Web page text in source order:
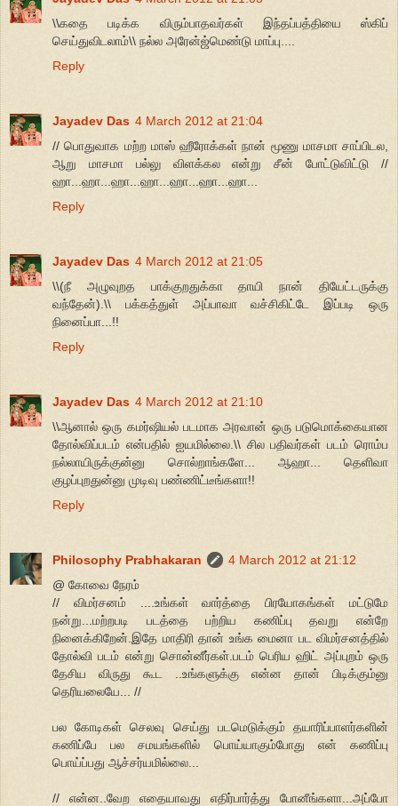
\\கதை படிக்க விரும்பாதவர்கள் இந்தப்பத்தியை ஸ்கிப்
செய்துவிடலாம்\\ நல்ல அரேன்ஜ்மெண்டு மாப்பு....
Reply
Jayadev Das 4 March 2012 at 21:04
// பொதுவாக மற்ற மாஸ் ஹீரோக்கள் நான் மூணு மாசமா சாப்பிடல,
ஆறு மாசமா பல்லு விளக்கல என்று சீன் போட்டுவிட்டு //
ஹா...ஹா...ஹா...ஹா...ஹா...ஹா...ஹா...
Reply
Jayadev Das 4 March 2012 at 21:05
\\(நீ அழுவுறத பாக்குறதுக்கா தாயி நான் தியேட்டருக்கு
வந்தேன்).\\ பக்கத்துள் அப்பாவா வச்சிகிட்டே இப்படி ஒரு
நினைப்பா...!!
Reply
Jayadev Das 4 March 2012 at 21:10
\\ஆனால் ஒரு கமர்ஷியல் படமாக அரவான் ஒரு படுமொக்கையான
தோல்விப்படம் என்பதில் ஐயமில்லை.\\ சில பதிவர்கள் படம் ரொம்ப
நல்லாயிருக்குன்னு சொல்றாங்களே... ஆஹா... தெளிவா
குழப்புறதுன்னு முடிவு பண்ணிட்டீங்களா!!
Reply
Philosophy Prabhakaran
4 March 2012 at 21:12
@ கோவை நேரம்
// விமர்சனம் ....உங்கள் வார்த்தை பிரயோகங்கள் மட்டுமே
நன்று...மற்றபடி படத்தை பற்றிய கணிப்பு தவறு என்றே
நினைக்கிறேன்.இதே மாதிரி தான் உங்க மைனா பட விமர்சனத்தில்
தோல்வி படம் என்று சொன்னீர்கள்.படம் பெரிய ஹிட் அப்புறம் ஒரு
தேசிய விருது கூட ..உங்களுக்கு என்ன தான் பிடிக்கும்னு
தெரியலையே... //
பல கோடிகள் செலவு செய்து படமெடுக்கும் தயாரிப்பாளர்களின்
கணிப்பே பல சமயங்களில் பொய்யாகும்போது என் கணிப்பு
பொய்ப்பது ஆச்சர்யமில்லை...
// என்ன..வேற எதையாவது எதிர்பார்த்து போனீங்களா...அப்போ